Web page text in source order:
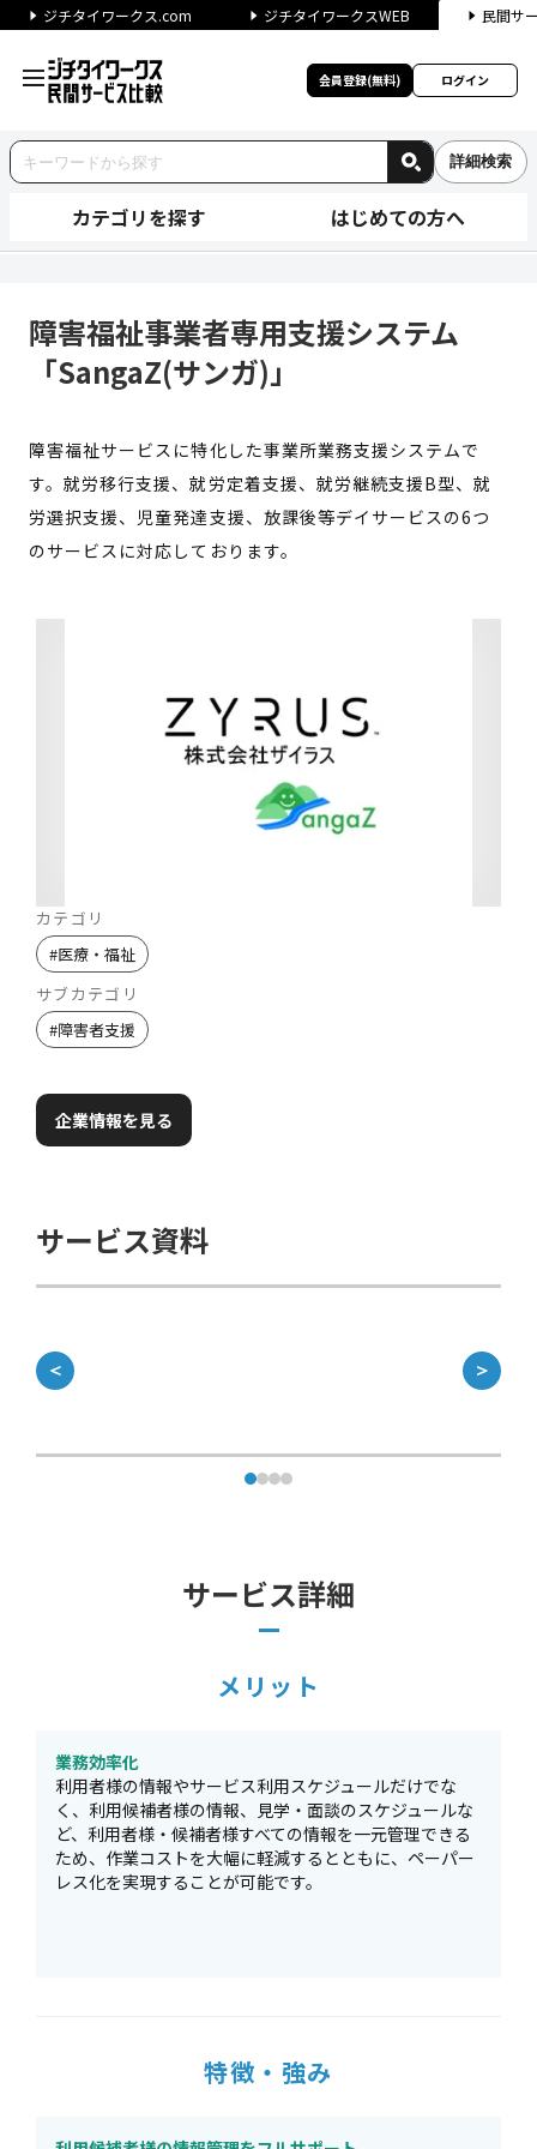
ジチタイワークス.com ジチタイワークスWEB 民間サ
会員登録(無料) ログイン
詳細検索
カテゴリを探す はじめての方へ
障害福祉事業者専用支援システム
「SangaZ(サンガ)」
障害福祉サービスに特化した事業所業務支援システムで
す。就労移行支援、就労定着支援、就労継続支援B型、就
労選択支援、児童発達支援、放課後等デイサービスの6つ
のサービスに対応しております。
カテゴリ
#医療・福祉
サブカテゴリ
#障害者支援
企業情報を見る
サービス資料
＜ ＞
サービス詳細
メリット
業務効率化
利用者様の情報やサービス利用スケジュールだけでな
く、利用候補者様の情報、見学・面談のスケジュールな
ど、利用者様・候補者様すべての情報を一元管理できる
ため、作業コストを大幅に軽減するとともに、ペーパー
レス化を実現することが可能です。
特徴・強み